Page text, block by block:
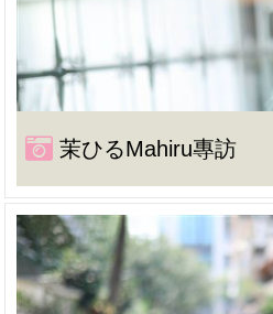
茉ひるMahiru專訪